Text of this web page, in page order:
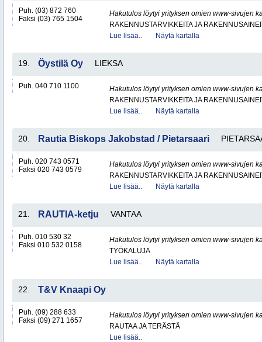
Puh. (03) 872 760
Faksi (03) 765 1504
Hakutulos löytyi yrityksen omien www-sivujen
RAKENNUSTARVIKKEITA JA
Lue lisää..
Näytä kartalla
19. Öystilä Oy LIEKSA
Puh. 040 710 1100
Hakutulos löytyi yrityksen omien www-sivujen
RAKENNUSTARVIKKEITA JA
Lue lisää..
Näytä kartalla
20. Rautia Biskops Jakobstad / Pietarsaari
Puh. 020 743 0571
Faksi 020 743 0579
Hakutulos löytyi yrityksen omien www-sivujen
RAKENNUSTARVIKKEITA JA
Lue lisää..
Näytä kartalla
21. RAUTIA-ketju VANTAA
Puh. 010 530 32
Faksi 010 532 0158
Hakutulos löytyi yrityksen omien www-sivujen
TYÖKALUJA
Lue lisää..
Näytä kartalla
22. T&V Knaapi Oy
Puh. (09) 288 633
Faksi (09) 271 1657
Hakutulos löytyi yrityksen omien www-sivujen
RAUTAA JA TERÄSTÄ
Lue lisää..